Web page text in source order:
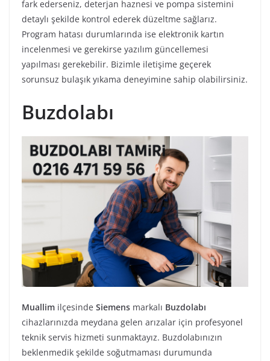
fark ederseniz, deterjan haznesi ve pompa sistemini
detaylı şekilde kontrol ederek düzeltme sağlarız.
Program hatası durumlarında ise elektronik kartın
incelenmesi ve gerekirse yazılım güncellemesi
yapılması gerekebilir. Bizimle iletişime geçerek
sorunsuz bulaşık yıkama deneyimine sahip olabilirsiniz.
Buzdolabı
Muallim ilçesinde Siemens markalı Buzdolabı
cihazlarınızda meydana gelen arızalar için profesyonel
teknik servis hizmeti sunmaktayız. Buzdolabınızın
beklenmedik şekilde soğutmaması durumunda